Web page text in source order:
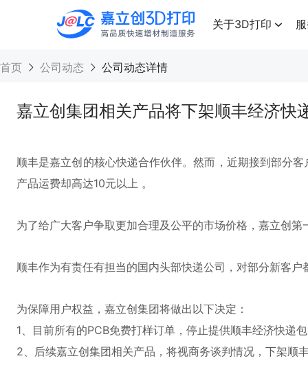
高品质快速增材制造服务
关于3D打印
首页 公司动态 公司动态详情
嘉立创集团相关产品将下架顺丰经济快
顺丰是嘉立创的核心快递合作伙伴。然而，近期接到部分
产品运费却高达10元以上 。
为了给广大客户争取更加合理及公平的市场价格，嘉立创
顺丰作为有责任有担当的国内头部快递公司，对部分新客
为保障用户权益，嘉立创集团将做出以下决定：
1、目前所有的PCB免费打样订单，停止提供顺丰经济快递
2、后续嘉立创集团相关产品，将视商务谈判情况，下架顺